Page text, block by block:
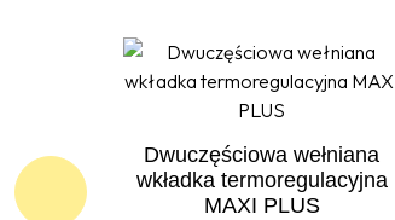
Dwuczęściowa wełniana
wkładka termoregulacyjna
MAXI PLUS